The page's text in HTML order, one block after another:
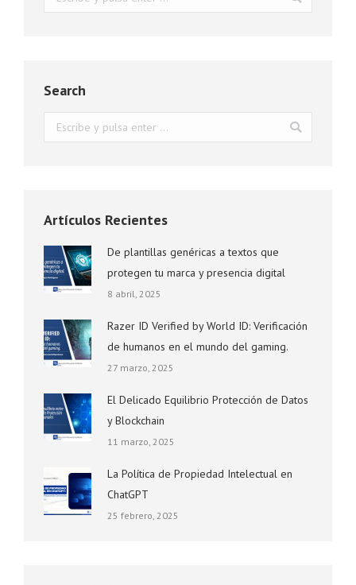
Search
Buscar:
Artículos Recientes
De plantillas genéricas a textos que
protegen tu marca y presencia digital
8 abril, 2025
Razer ID Verified by World ID: Verificación
de humanos en el mundo del gaming.
27 marzo, 2025
El Delicado Equilibrio Protección de Datos
y Blockchain
11 marzo, 2025
La Política de Propiedad Intelectual en
ChatGPT
25 febrero, 2025